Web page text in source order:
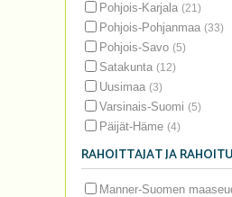
Pohjois-Karjala (21)
Pohjois-Pohjanmaa (33)
Pohjois-Savo (5)
Satakunta (12)
Uusimaa (3)
Varsinais-Suomi (5)
Päijät-Häme (4)
RAHOITTAJAT JA
Manner-Suomen